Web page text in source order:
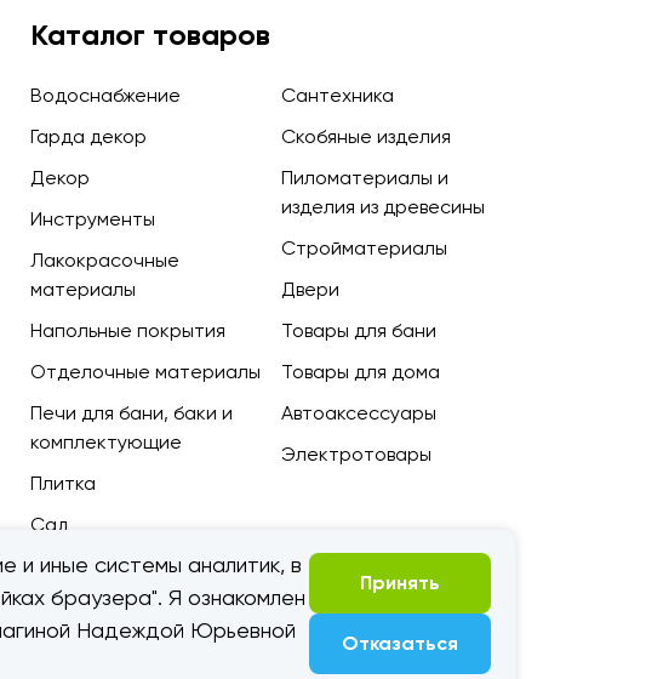
и иные системы аналитик, в
браузера". Я ознакомлен
Надеждой Юрьевной
Принять
Отказаться
Каталог товаров
Водоснабжение
Гарда декор
Декор
Инструменты
Лакокрасочные
материалы
Напольные покрытия
Отделочные материалы
Печи для бани, баки и
комплектующие
Плитка
Сад
Сантехника
Скобяные изделия
Пиломатериалы и
изделия из древесины
Стройматериалы
Двери
Товары для бани
Товары для дома
Автоаксессуары
Электротовары